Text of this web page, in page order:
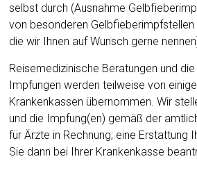
selbst durch (Ausnahme
von besonderen
die wir Ihnen auf Wunsch gerne
Reisemedizinische Beratungen und
Impfungen werden teilweise von
Krankenkassen übernommen. Wir
und die Impfung(en) gemäß der
für Ärzte in Rechnung; eine Erstattung
Sie dann bei Ihrer Krankenkasse